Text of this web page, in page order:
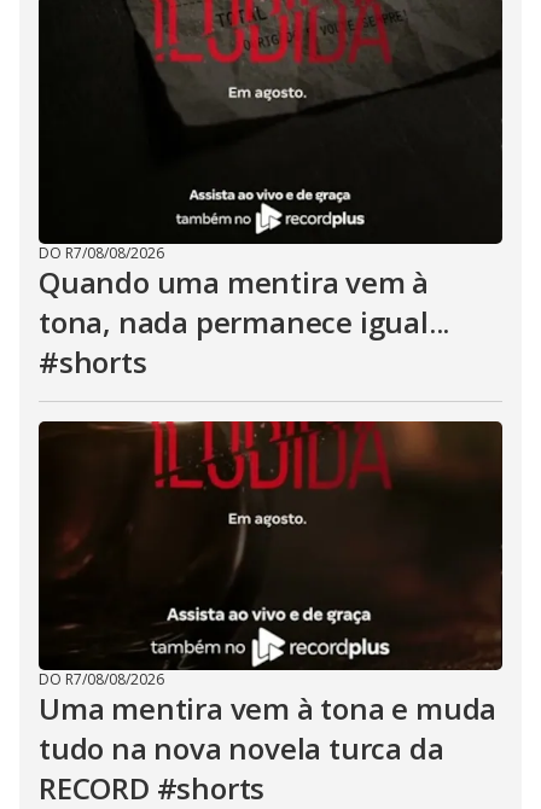
DO R7/08/08/2026
Quando uma mentira vem à
tona, nada permanece igual...
#shorts
DO R7/08/08/2026
Uma mentira vem à tona e muda
tudo na nova novela turca da
RECORD #shorts